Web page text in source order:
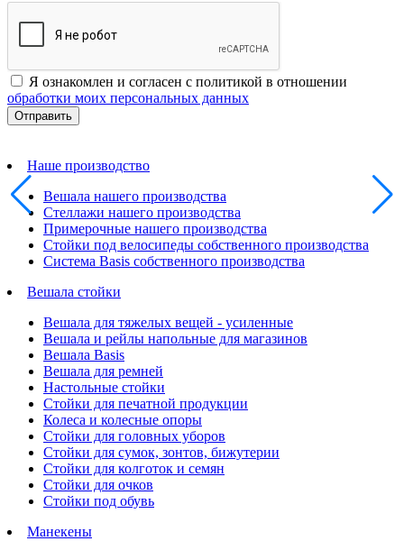
Я ознакомлен и согласен с политикой в отношении
обработки моих персональных данных
Наше производство
Вешала нашего производства
Стеллажи нашего производства
Примерочные нашего производства
Стойки под велосипеды собственного производства
Система Basis собственного производства
Вешала стойки
Вешала для тяжелых вещей - усиленные
Вешала и рейлы напольные для магазинов
Вешала Basis
Вешала для ремней
Настольные стойки
Стойки для печатной продукции
Колеса и колесные опоры
Стойки для головных уборов
Стойки для сумок, зонтов, бижутерии
Стойки для колготок и семян
Стойки для очков
Стойки под обувь
Манекены